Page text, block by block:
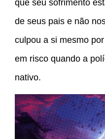
que seu sofrimento
de seus pais e não
culpou a si mesmo
em risco quando a
nativo.